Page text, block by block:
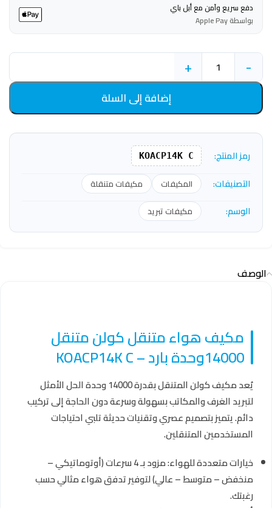
دفع سريع وآمن مع أبل باي
بواسطة Apple Pay
-
+
إضافة إلى السلة
رمز المنتج: KOACP14K C
التصنيفات: المكيفات مكيفات متنقلة
الوسم: مكيفات تبريد
الوصف
مكيف هواء متنقل كولن متنقل
14000وحدة بارد – KOACP14K C
يُعد مكيف كولن المتنقل بقدرة 14000 وحدة الحل الأمثل
لتبريد الغرف والمكاتب بسهولة وسرعة دون الحاجة إلى تركيب
دائم. يتميز بتصميم عصري وتقنيات حديثة تلبي احتياجات
المستخدمين المتنقلين.
خيارات متعددة للهواء: مزود بـ 4 سرعات (أوتوماتيكي –
منخفض – متوسط – عالي) لتوفير تدفق هواء مثالي حسب
رغبتك.